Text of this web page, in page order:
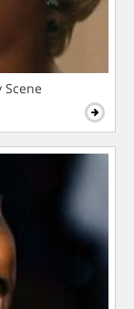
Scene